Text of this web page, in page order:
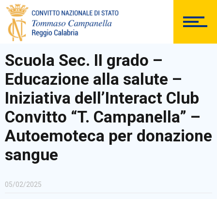
DOCUMENTAZIONE
PERSONALE
Comunicazioni Esterne
BACHECA SINDACALE
Scuola Sec. II grado –
Educazione alla salute –
Iniziativa dell’Interact Club
Convitto “T. Campanella” –
Autoemoteca per donazione
sangue
05/02/2025